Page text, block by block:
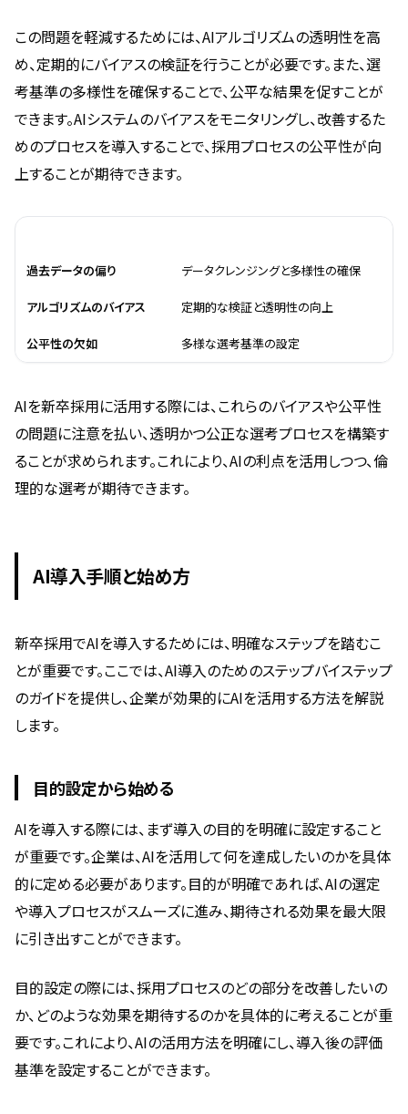
この問題を軽減するためには、AIアルゴリズムの透明性を高
め、定期的にバイアスの検証を行うことが必要です。また、選
考基準の多様性を確保することで、公平な結果を促すことが
できます。AIシステムのバイアスをモニタリングし、改善するた
めのプロセスを導入することで、採用プロセスの公平性が向
上することが期待できます。
過去データの偏り データクレンジングと多様性の確保
アルゴリズムのバイアス 定期的な検証と透明性の向上
公平性の欠如 多様な選考基準の設定
AIを新卒採用に活用する際には、これらのバイアスや公平性
の問題に注意を払い、透明かつ公正な選考プロセスを構築す
ることが求められます。これにより、AIの利点を活用しつつ、倫
理的な選考が期待できます。
AI導入手順と始め方
新卒採用でAIを導入するためには、明確なステップを踏むこ
とが重要です。ここでは、AI導入のためのステップバイステップ
のガイドを提供し、企業が効果的にAIを活用する方法を解説
します。
目的設定から始める
AIを導入する際には、まず導入の目的を明確に設定すること
が重要です。企業は、AIを活用して何を達成したいのかを具体
的に定める必要があります。目的が明確であれば、AIの選定
や導入プロセスがスムーズに進み、期待される効果を最大限
に引き出すことができます。
目的設定の際には、採用プロセスのどの部分を改善したいの
か、どのような効果を期待するのかを具体的に考えることが重
要です。これにより、AIの活用方法を明確にし、導入後の評価
基準を設定することができます。